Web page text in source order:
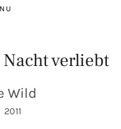
verliebt
Wild
2011